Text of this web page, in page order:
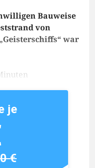
Bauweise
von
war
je
€